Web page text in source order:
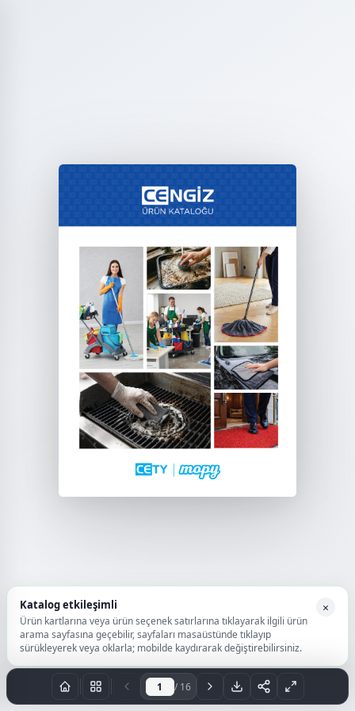
Katalog etkileşimli
Ürün kartlarına veya ürün seçenek satırlarına tıklayarak ilgili ürün
arama sayfasına geçebilir, sayfaları masaüstünde tıklayıp
sürükleyerek veya oklarla; mobilde kaydırarak değiştirebilirsiniz.
×
Sayfa / 16